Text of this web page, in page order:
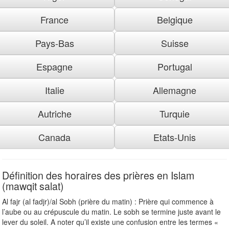
France
Belgique
Pays-Bas
Suisse
Espagne
Portugal
Italie
Allemagne
Autriche
Turquie
Canada
Etats-Unis
Définition des horaires des prières en Islam
(mawqit salat)
Al fajr (al fadjr)/al Sobh (prière du matin) : Prière qui commence à
l’aube ou au crépuscule du matin. Le sobh se termine juste avant le
lever du soleil. A noter qu’il existe une confusion entre les termes «